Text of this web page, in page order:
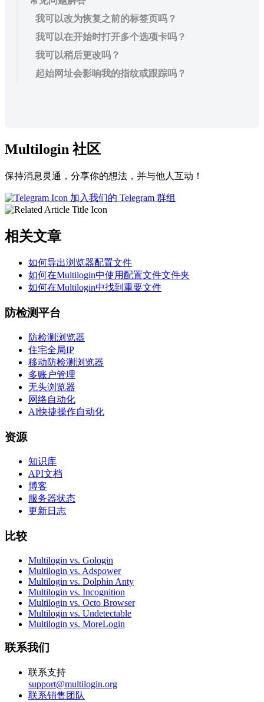
我可以改为恢复之前的标签页吗？
我可以在开始时打开多个选项卡吗？
我可以稍后更改吗？
起始网址会影响我的指纹或跟踪吗？
Multilogin 社区
保持消息灵通，分享你的想法，并与他人互动！
加入我们的 Telegram 群组
相关文章
如何导出浏览器配置文件
如何在Multilogin中使用配置文件文件夹
如何在Multilogin中找到重要文件
防检测平台
防检测浏览器
住宅全局IP
移动防检测浏览器
多账户管理
无头浏览器
网络自动化
AI快捷操作自动化
资源
知识库
API文档
博客
服务器状态
更新日志
比较
Multilogin vs. Gologin
Multilogin vs. Adspower
Multilogin vs. Dolphin Anty
Multilogin vs. Incognition
Multilogin vs. Octo Browser
Multilogin vs. Undetectable
Multilogin vs. MoreLogin
联系我们
联系支持
support@multilogin.org
联系销售团队